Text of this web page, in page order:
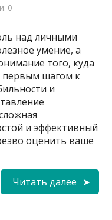
0
над личными
умение, а
того, куда
первым шагом к
и
и эффективный
оценить ваше
Читать далее